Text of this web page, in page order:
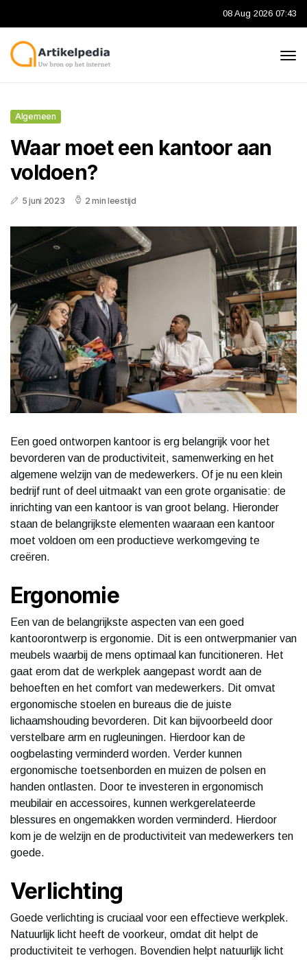
08 Aug 2026 07:43
Algemeen
Waar moet een kantoor aan
voldoen?
5 juni 2023 2 min leestijd
Een goed ontworpen kantoor is erg belangrijk voor het
bevorderen van de productiviteit, samenwerking en het
algemene welzijn van de medewerkers. Of je nu een klein
bedrijf runt of deel uitmaakt van een grote organisatie: de
inrichting van een kantoor is van groot belang. Hieronder
staan de belangrijkste elementen waaraan een kantoor
moet voldoen om een productieve werkomgeving te
creëren.
Ergonomie
Een van de belangrijkste aspecten van een goed
kantoorontwerp is ergonomie. Dit is een ontwerpmanier van
meubels waarbij de mens optimaal kan funcitioneren. Het
gaat erom dat de werkplek aangepast wordt aan de
behoeften en het comfort van medewerkers. Dit omvat
ergonomische stoelen en bureaus die de juiste
lichaamshouding bevorderen. Dit kan bijvoorbeeld door
verstelbare arm en rugleuningen. Hierdoor kan de
oogbelasting verminderd worden. Verder kunnen
ergonomische toetsenborden en muizen de polsen en
handen ontlasten. Door te investeren in ergonomisch
meubilair en accessoires, kunnen werkgerelateerde
blessures en ongemakken worden verminderd. Hierdoor
kom je de welzijn en de productiviteit van medewerkers ten
goede.
Verlichting
Goede verlichting is cruciaal voor een effectieve werkplek.
Natuurlijk licht heeft de voorkeur, omdat dit helpt de
productiviteit te verhogen. Bovendien helpt natuurlijk licht